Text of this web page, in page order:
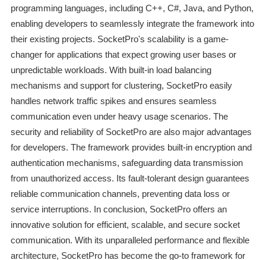
programming languages, including C++, C#, Java, and Python,
enabling developers to seamlessly integrate the framework into
their existing projects. SocketPro's scalability is a game-
changer for applications that expect growing user bases or
unpredictable workloads. With built-in load balancing
mechanisms and support for clustering, SocketPro easily
handles network traffic spikes and ensures seamless
communication even under heavy usage scenarios. The
security and reliability of SocketPro are also major advantages
for developers. The framework provides built-in encryption and
authentication mechanisms, safeguarding data transmission
from unauthorized access. Its fault-tolerant design guarantees
reliable communication channels, preventing data loss or
service interruptions. In conclusion, SocketPro offers an
innovative solution for efficient, scalable, and secure socket
communication. With its unparalleled performance and flexible
architecture, SocketPro has become the go-to framework for